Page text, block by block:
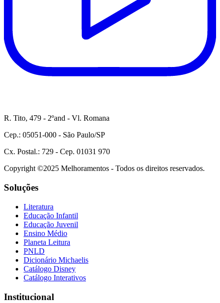
R. Tito, 479 - 2ºand - Vl. Romana
Cep.: 05051-000 - São Paulo/SP
Cx. Postal.: 729 - Cep. 01031 970
Copyright ©2025 Melhoramentos - Todos os direitos reservados.
Soluções
Literatura
Educação Infantil
Educação Juvenil
Ensino Médio
Planeta Leitura
PNLD
Dicionário Michaelis
Catálogo Disney
Catálogo Interativos
Institucional